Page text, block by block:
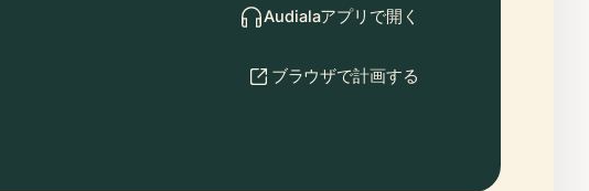
Audialaアプリで開く
ブラウザで計画する